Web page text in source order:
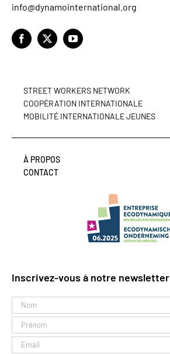
info@dynamointernational.org
STREET WORKERS NETWORK
COOPÉRATION INTERNATIONALE
MOBILITÉ INTERNATIONALE JEUNES
À PROPOS
CONTACT
Inscrivez-vous à notre newsletter